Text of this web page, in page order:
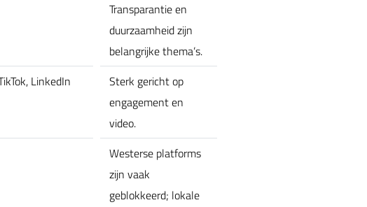
Transparantie en
duurzaamheid zijn
belangrijke thema’s.
LinkedIn
Sterk gericht op
engagement en
video.
Westerse platforms
zijn vaak
geblokkeerd; lokale